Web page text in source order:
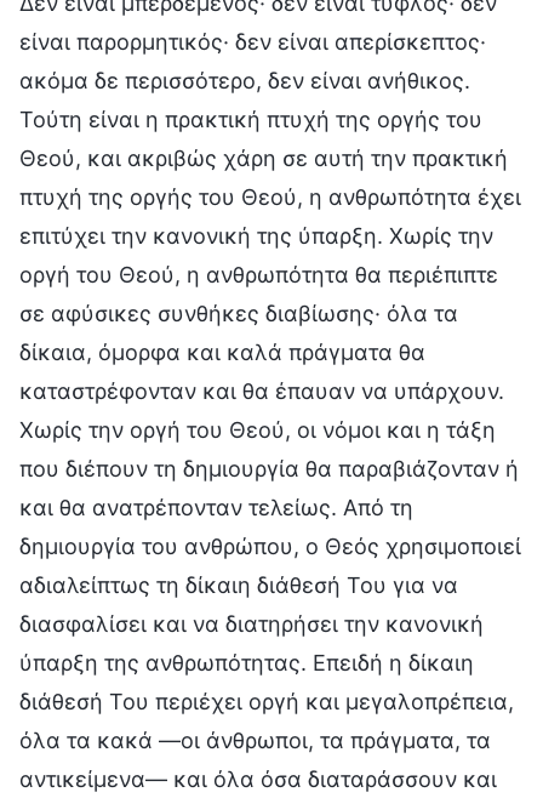
είναι παρορμητικός· δεν είναι απερίσκεπτος·
ακόμα δε περισσότερο, δεν είναι ανήθικος.
Τούτη είναι η πρακτική πτυχή της οργής του
Θεού, και ακριβώς χάρη σε αυτή την πρακτική
πτυχή της οργής του Θεού, η ανθρωπότητα έχει
επιτύχει την κανονική της ύπαρξη. Χωρίς την
οργή του Θεού, η ανθρωπότητα θα περιέπιπτε
σε αφύσικες συνθήκες διαβίωσης· όλα τα
δίκαια, όμορφα και καλά πράγματα θα
καταστρέφονταν και θα έπαυαν να υπάρχουν.
Χωρίς την οργή του Θεού, οι νόμοι και η τάξη
που διέπουν τη δημιουργία θα παραβιάζονταν ή
και θα ανατρέπονταν τελείως. Από τη
δημιουργία του ανθρώπου, ο Θεός χρησιμοποιεί
αδιαλείπτως τη δίκαιη διάθεσή Του για να
διασφαλίσει και να διατηρήσει την κανονική
ύπαρξη της ανθρωπότητας. Επειδή η δίκαιη
διάθεσή Του περιέχει οργή και μεγαλοπρέπεια,
όλα τα κακά —οι άνθρωποι, τα πράγματα, τα
αντικείμενα— και όλα όσα διαταράσσουν και